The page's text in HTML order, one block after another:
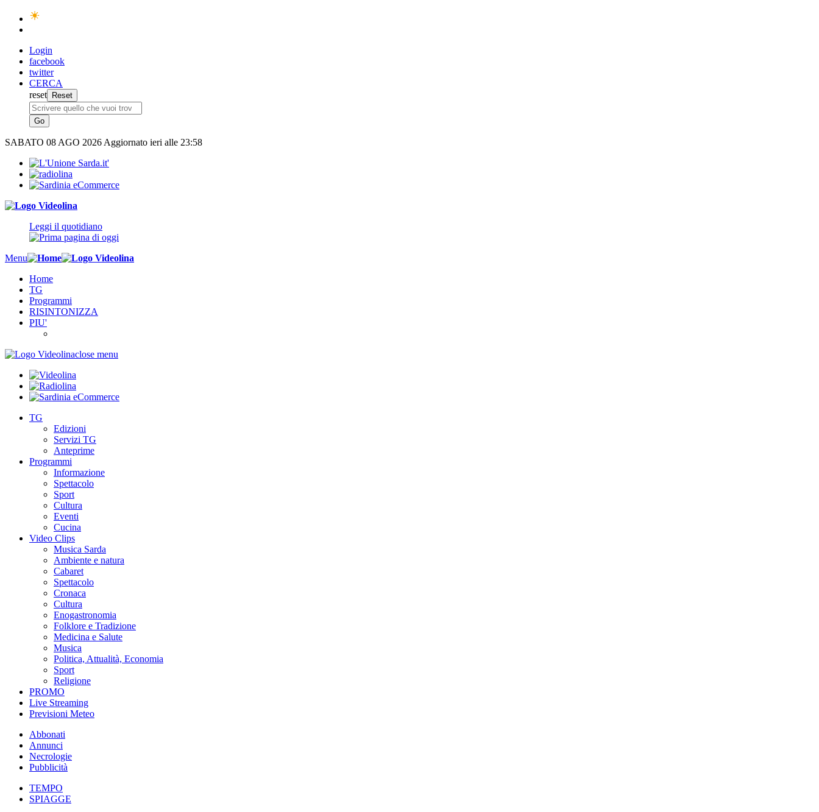
Login
facebook
twitter
CERCA
reset
SABATO 08 AGO 2026 Aggiornato ieri alle 23:58
Leggi il quotidiano
Menu
Home
TG
Programmi
RISINTONIZZA
PIU'
close menu
TG
Edizioni
Servizi TG
Anteprime
Programmi
Informazione
Spettacolo
Sport
Cultura
Eventi
Cucina
Video Clips
Musica Sarda
Ambiente e natura
Cabaret
Spettacolo
Cronaca
Cultura
Enogastronomia
Folklore e Tradizione
Medicina e Salute
Musica
Politica, Attualità, Economia
Sport
Religione
PROMO
Live Streaming
Previsioni Meteo
Abbonati
Annunci
Necrologie
Pubblicità
TEMPO
SPIAGGE